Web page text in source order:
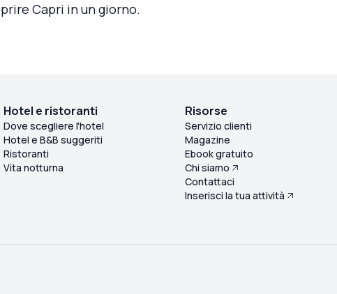
Capri in un giorno.
Hotel e ristoranti
Dove scegliere l'hotel
Hotel e B&B suggeriti
Ristoranti
Vita notturna
Risorse
Servizio clienti
Magazine
Ebook gratuito
Chi siamo
Contattaci
Inserisci la tua attività